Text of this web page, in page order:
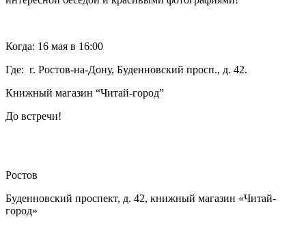
Когда: 16 мая в 16:00
Где: г. Ростов-на-Дону, Буденновский просп., д. 42.
Книжный магазин “Читай-город”
До встречи!
Ростов
Буденновский проспект, д. 42, книжный магазин «Читай-
город»